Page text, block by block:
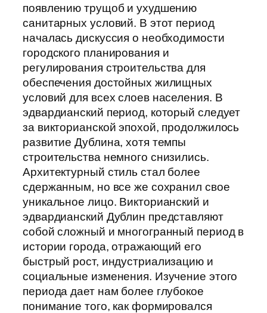
появлению трущоб и ухудшению
санитарных условий. В этот период
началась дискуссия о необходимости
городского планирования и
регулирования строительства для
обеспечения достойных жилищных
условий для всех слоев населения. В
эдвардианский период, который следует
за викторианской эпохой, продолжилось
развитие Дублина, хотя темпы
строительства немного снизились.
Архитектурный стиль стал более
сдержанным, но все же сохранил свое
уникальное лицо. Викторианский и
эдвардианский Дублин представляют
собой сложный и многогранный период в
истории города, отражающий его
быстрый рост, индустриализацию и
социальные изменения. Изучение этого
периода дает нам более глубокое
понимание того, как формировался